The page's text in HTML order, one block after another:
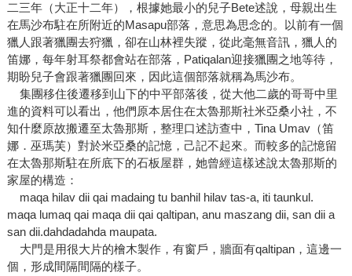
二三年（大正十二年），根據她最小的兒子Bete述說，母親出生
在馬沙布駐在所附近的Masapu部落，意思為思念的。以前有一個
獵人跟著獵團去狩獵，卻在山林裡失蹤，從此毫無音訊，獵人的
笛娜，每年射耳祭都會站在部落，Patiqalan迎接獵團之地等待，
期盼兒子會跟著獵團回來，因此這個部落就稱為馬沙布。
集團移住後遷移到山下的中平部落後，從大他二歲的哥哥中里
進的資料可以看出，他們原本居住在太魯那斯社米亞桑小社，不
知什麼原故搬遷至太魯那斯，整理口述訪查中，Tina Umav（笛
娜．巫瑪芙）對於米亞桑的記憶，己記不起來。而較多的記憶留
在太魯那斯駐在所底下的石板屋群，她曾經這樣述說太魯那斯的
家屋的構造：
maqa hilav dii qai madaing tu banhil hilav tas-a, iti taunkul.
maqa lumaq qai maqa dii qai qaltipan, anu maszang dii, san dii a
san dii.dahdadahda maupata.
大門是用很大片的檜木製作，有窗戶，牆面有qaltipan，這邊一
個，形成間隔間隔的樣子。